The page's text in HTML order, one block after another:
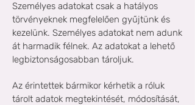
Személyes adatokat csak a hatályos
törvényeknek megfelelően gyűjtünk és
kezelünk. Személyes adatokat nem adunk
át harmadik félnek. Az adatokat a lehető
legbiztonságosabban tároljuk.
Az érintettek bármikor kérhetik a róluk
tárolt adatok megtekintését, módosítását,